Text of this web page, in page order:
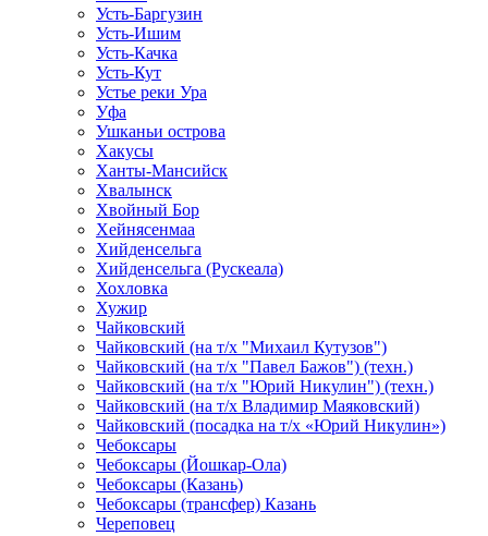
Усть-Баргузин
Усть-Ишим
Усть-Качка
Усть-Кут
Устье реки Ура
Уфа
Ушканьи острова
Хакусы
Ханты-Мансийск
Хвалынск
Хвойный Бор
Хейнясенмаа
Хийденсельга
Хийденсельга (Рускеала)
Хохловка
Хужир
Чайковский
Чайковский (на т/х "Михаил Кутузов")
Чайковский (на т/х "Павел Бажов") (техн.)
Чайковский (на т/х "Юрий Никулин") (техн.)
Чайковский (на т/х Владимир Маяковский)
Чайковский (посадка на т/х «Юрий Никулин»)
Чебоксары
Чебоксары (Йошкар-Ола)
Чебоксары (Казань)
Чебоксары (трансфер) Казань
Череповец